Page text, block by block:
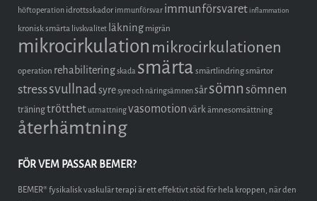
höftoperation idrottsskador immunförsvar immunförsvaret inflammation
kronisk smärta livskvalitet läkningmigrän
mikrocirkulation mikrocirkulationen
operation rehabiliteringskada smärtasmärtlindringsmärtor
stresssvullnadsyresyre och näringsämnensårsömnsömnen
träningtrötthet utmattningvasomotionvärkämnesomsättning
återhämtning
FÖR VEM PASSAR BEMER?
BEMER® fysikalisk vaskulär terapi är ett effektivt stöd för hela kroppen, när den